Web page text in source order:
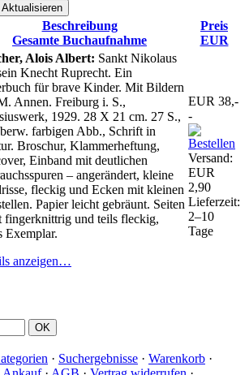
Beschreibung
Gesamte Buchaufnahme
Preis
EUR
Alois Albert: Sankt Nikolaus
Knecht Ruprecht. Ein
für brave Kinder. Mit Bildern
Annen. Freiburg i. S.,
1929. 28 X 21 cm. 27 S.,
farbigen Abb., Schrift in
Broschur, Klammerheftung,
Einband mit deutlichen
– angerändert, kleine
fleckig und Ecken mit kleinen
Papier leicht gebräunt. Seiten
fingerknittrig und teils fleckig,
Exemplar.
anzeigen…
EUR 38,-
-
Versand:
EUR
2,90
Lieferzeit:
2–10
Tage
· Suchergebnisse · Warenkorb ·